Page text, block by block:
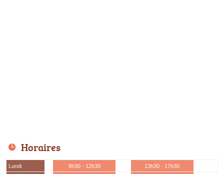
Horaires
Lundi 8h30 - 12h30
13h30 - 17h30